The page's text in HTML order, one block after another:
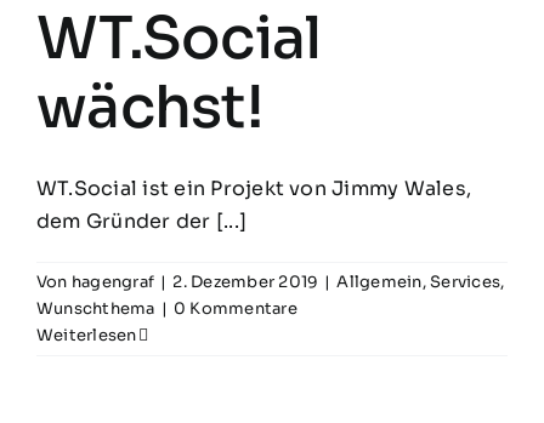
WT.Social
wächst!
WT.Social ist ein Projekt von Jimmy Wales,
dem Gründer der [...]
Von hagengraf | 2. Dezember 2019 | Allgemein,Services,
Wunschthema | 0 Kommentare
Weiterlesen